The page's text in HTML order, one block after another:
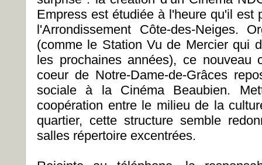
Empress est étudiée à l'heure qu'il est
l'Arrondissement Côte-des-Neiges.
(comme le Station Vu de Mercier qui
les prochaines années), ce nouveau
coeur de Notre-Dame-de-Grâces
sociale à la Cinéma Beaubien.
coopération entre le milieu de la
quartier, cette structure semble
salles répertoire excentrées.